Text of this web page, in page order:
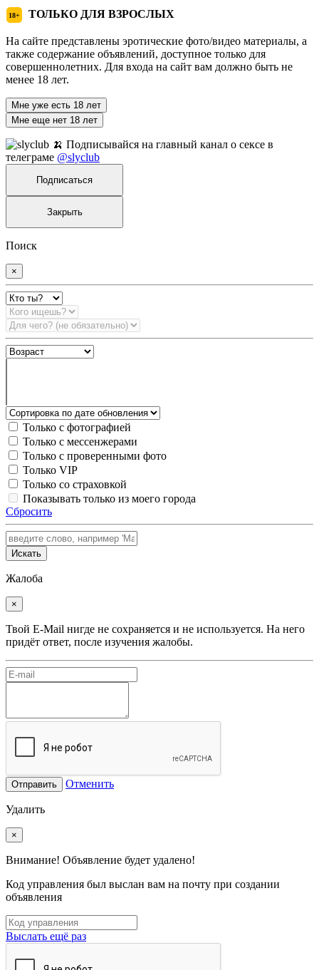
18+ ТОЛЬКО ДЛЯ ВЗРОСЛЫХ
На сайте представлены эротические фото/видео материалы, а
также содержание объявлений, доступное только для
совершеннолетних. Для входа на сайт вам должно быть не
менее 18 лет.
Мне уже есть 18 лет
Мне еще нет 18 лет
🍌 Подписывайся на главный канал о сексе в
телеграме @slyclub
Подписаться
Закрыть
Поиск
×
Только с фотографией
Только с мессенжерами
Только с проверенными фото
Только VIP
Только со страховкой
Показывать только из моего города
Сбросить
Искать
Жалоба
×
Твой E-Mail нигде не сохраняется и не используется. На него
придёт ответ, после изучения жалобы.
Отправить Отменить
Удалить
×
Внимание! Объявление будет удалено!
Код управления был выслан вам на почту при создании
объявления
Выслать ещё раз